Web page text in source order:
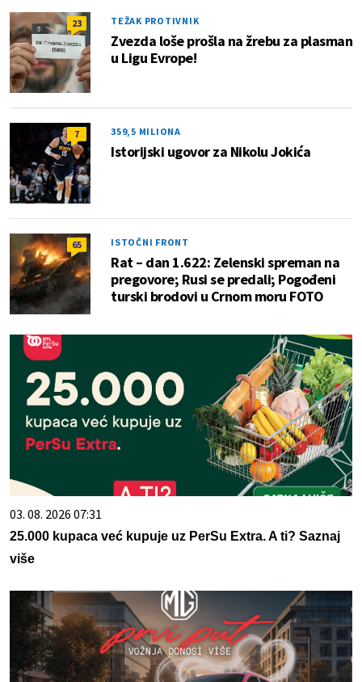
23 TEŽAK PROTIVNIK
Zvezda loše prošla na žrebu za plasman
u Ligu Evrope!
7 359,5 MILIONA
Istorijski ugovor za Nikolu Jokića
65 ISTOČNI FRONT
Rat – dan 1.622: Zelenski spreman na
pregovore; Rusi se predali; Pogođeni
turski brodovi u Crnom moru FOTO
03. 08. 2026 07:31
25.000 kupaca već kupuje uz PerSu Extra. A ti? Saznaj
više